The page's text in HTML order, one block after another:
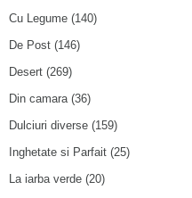
Cu Legume (140)
De Post (146)
Desert (269)
Din camara(36)
Dulciuri diverse (159)
Inghetate si Parfait (25)
La iarba verde (20)